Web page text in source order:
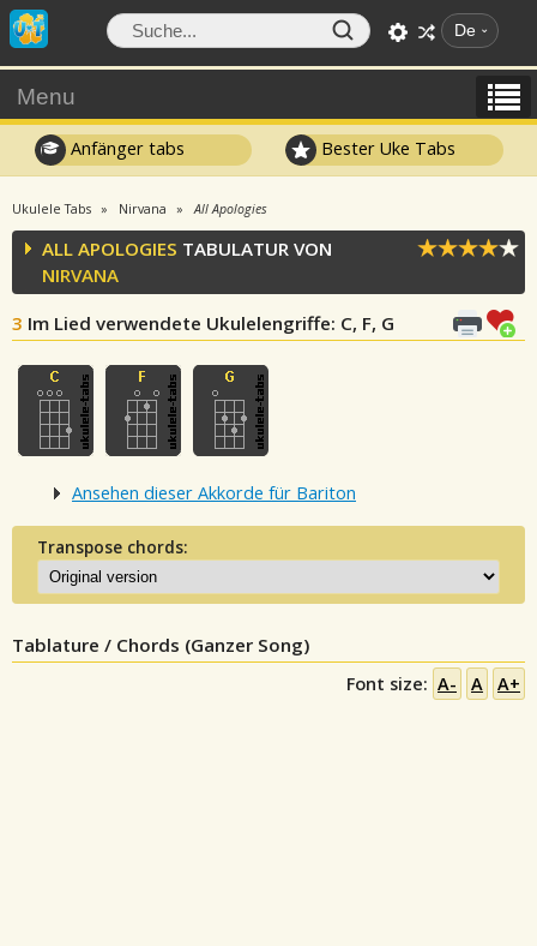
De
Menu
Anfänger tabs Bester Uke Tabs
Ukulele Tabs Nirvana All Apologies
ALL APOLOGIES TABULATUR VON
NIRVANA
3 Im Lied verwendete Ukulelengriffe: C, F, G
Ansehen dieser Akkorde für Bariton
Transpose chords:
Tablature / Chords (Ganzer Song)
Font size: A- A A+